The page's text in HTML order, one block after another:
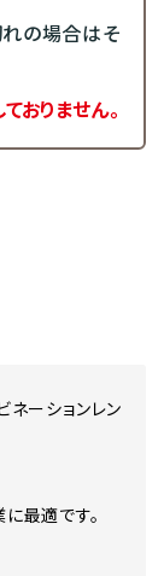
の場合はそ
おりません。
ネーションレン
最適です。